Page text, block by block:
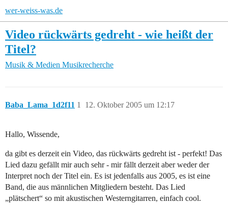
wer-weiss-was.de
Video rückwärts gedreht - wie heißt der
Titel?
Musik & Medien Musikrecherche
Baba_Lama_1d2f11 12. Oktober 2005 um 12:17
1
Hallo, Wissende,
da gibt es derzeit ein Video, das rückwärts gedreht ist - perfekt! Das
Lied dazu gefällt mir auch sehr - mir fällt derzeit aber weder der
Interpret noch der Titel ein. Es ist jedenfalls aus 2005, es ist eine
Band, die aus männlichen Mitgliedern besteht. Das Lied
„plätschert“ so mit akustischen Westerngitarren, einfach cool.